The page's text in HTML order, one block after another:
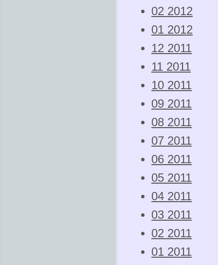
02 2012
01 2012
12 2011
11 2011
10 2011
09 2011
08 2011
07 2011
06 2011
05 2011
04 2011
03 2011
02 2011
01 2011